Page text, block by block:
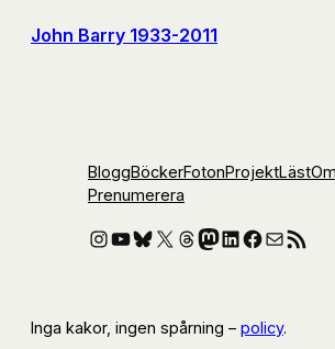
John Barry 1933-2011
BloggBöckerFotonProjektLästOm
Prenumerera
Instagram
YouTube
Bluesky
X Threads
Mastodon
LinkedIn
Facebook
E-postRSS-flöde
Inga kakor, ingen spårning – policy.